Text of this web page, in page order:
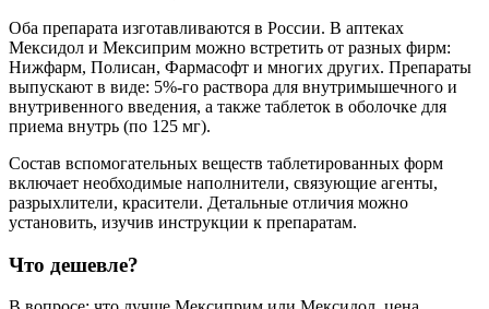
Оба препарата изготавливаются в России. В аптеках
Мексидол и Мексиприм можно встретить от разных фирм:
Нижфарм, Полисан, Фармасофт и многих других. Препараты
выпускают в виде: 5%-го раствора для внутримышечного и
внутривенного введения, а также таблеток в оболочке для
приема внутрь (по 125 мг).
Состав вспомогательных веществ таблетированных форм
включает необходимые наполнители, связующие агенты,
разрыхлители, красители. Детальные отличия можно
установить, изучив инструкции к препаратам.
Что дешевле?